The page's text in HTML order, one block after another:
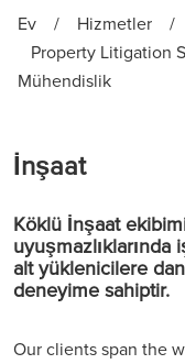
Ev / Hizmetler /
Property Litigation
Mühendislik
İnşaat
Köklü İnşaat
alt yüklenicilere
deneyime sahiptir.
Our clients span the